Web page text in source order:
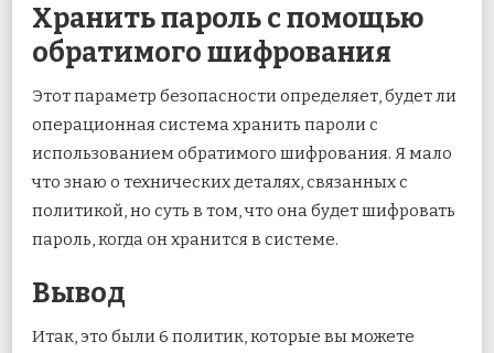
Хранить пароль с помощью
обратимого шифрования
Этот параметр безопасности определяет, будет ли
операционная система хранить пароли с
использованием обратимого шифрования. Я мало
что знаю о технических деталях, связанных с
политикой, но суть в том, что она будет шифровать
пароль, когда он хранится в системе.
Вывод
Итак, это были 6 политик, которые вы можете